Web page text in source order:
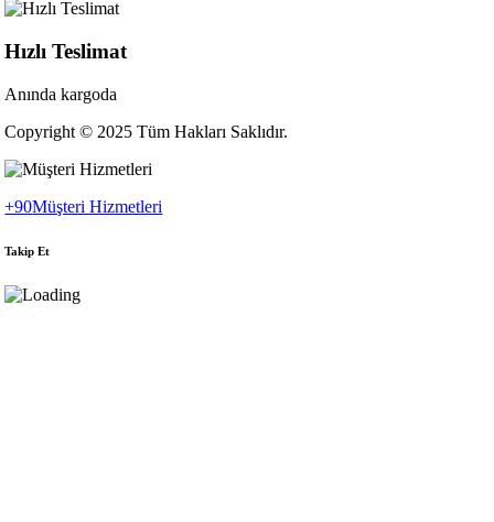
Hızlı Teslimat
Anında kargoda
Copyright © 2025 Tüm Hakları Saklıdır.
+90Müşteri Hizmetleri
Takip Et